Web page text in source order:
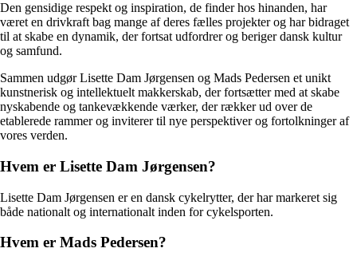
Den gensidige respekt og inspiration, de finder hos hinanden, har
været en drivkraft bag mange af deres fælles projekter og har bidraget
til at skabe en dynamik, der fortsat udfordrer og beriger dansk kultur
og samfund.
Sammen udgør Lisette Dam Jørgensen og Mads Pedersen et unikt
kunstnerisk og intellektuelt makkerskab, der fortsætter med at skabe
nyskabende og tankevækkende værker, der rækker ud over de
etablerede rammer og inviterer til nye perspektiver og fortolkninger af
vores verden.
Hvem er Lisette Dam Jørgensen?
Lisette Dam Jørgensen er en dansk cykelrytter, der har markeret sig
både nationalt og internationalt inden for cykelsporten.
Hvem er Mads Pedersen?